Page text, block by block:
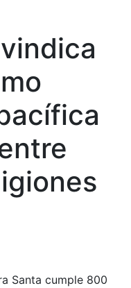
Santa cumple 800